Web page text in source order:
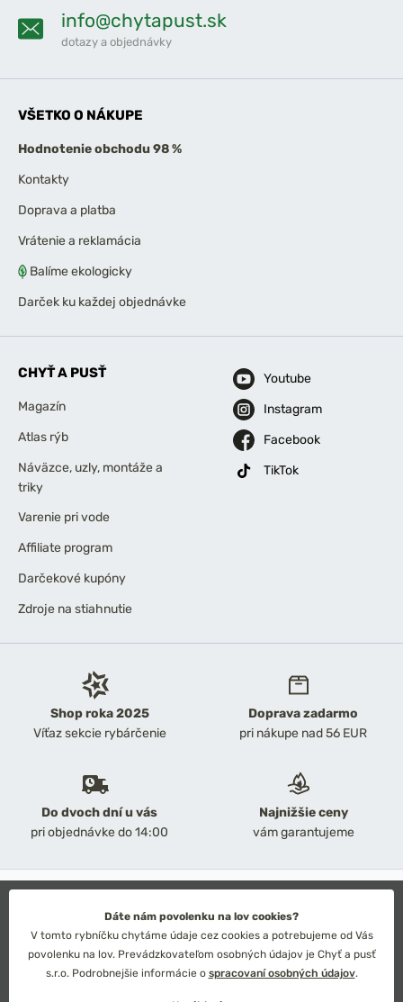
Shop roka 2025
Víťaz sekcie rybárčenie
Doprava zadarmo
pri nákupe nad 56 EUR
Do dvoch dní u vás
pri objednávke do 14:00
Najnižšie ceny
vám garantujeme
info@chytapust.sk
dotazy a objednávky
VŠETKO O NÁKUPE
Hodnotenie obchodu 98 %
Kontakty
Doprava a platba
Vrátenie a reklamácia
Balíme ekologicky
Darček ku každej objednávke
CHYŤ A PUSŤ
Magazín
Atlas rýb
Náväzce, uzly, montáže a
triky
Varenie pri vode
Affiliate program
Darčekové kupóny
Zdroje na stiahnutie
Youtube
Instagram
Facebook
TikTok
Obchodné podmienky
Ochrana osobných údajov
Technické riešenie: Simplia s.r.o.
Strategický dizajn: Petr Široký
Dáte nám povolenku na lov cookies?
V tomto rybníčku chytáme údaje cez cookies a potrebujeme od Vás
povolenku na lov. Prevádzkovateľom osobných údajov je Chyť a pusť
s.r.o. Podrobnejšie informácie o spracovaní osobných údajov.